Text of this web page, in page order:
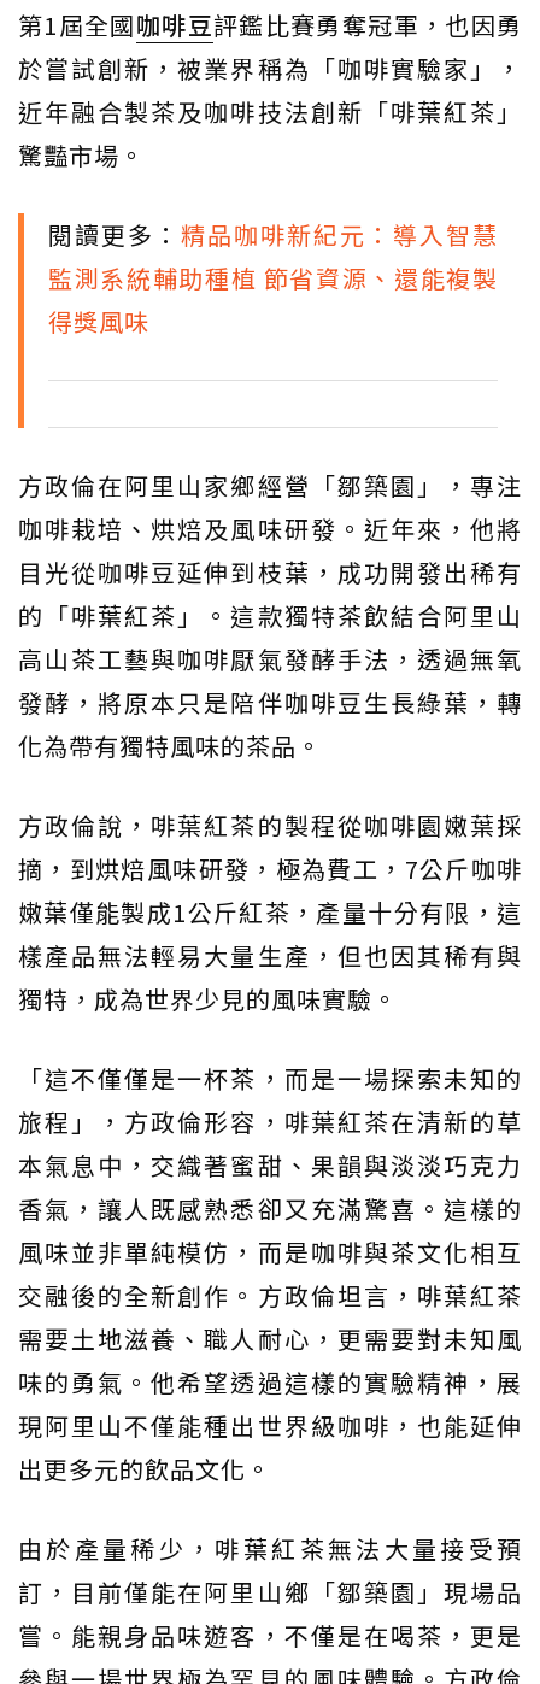
第1屆全國咖啡豆評鑑比賽勇奪冠軍，也因勇
於嘗試創新，被業界稱為「咖啡實驗家」，
近年融合製茶及咖啡技法創新「啡葉紅茶」
驚豔市場。
閱讀更多： 精品咖啡新紀元：導入智慧
監測系統輔助種植 節省資源、還能複製
得獎風味
方政倫在阿里山家鄉經營「鄒築園」，專注
咖啡栽培、烘焙及風味研發。近年來，他將
目光從咖啡豆延伸到枝葉，成功開發出稀有
的「啡葉紅茶」。這款獨特茶飲結合阿里山
高山茶工藝與咖啡厭氣發酵手法，透過無氧
發酵，將原本只是陪伴咖啡豆生長綠葉，轉
化為帶有獨特風味的茶品。
方政倫說，啡葉紅茶的製程從咖啡園嫩葉採
摘，到烘焙風味研發，極為費工，7公斤咖啡
嫩葉僅能製成1公斤紅茶，產量十分有限，這
樣產品無法輕易大量生產，但也因其稀有與
獨特，成為世界少見的風味實驗。
「這不僅僅是一杯茶，而是一場探索未知的
旅程」，方政倫形容，啡葉紅茶在清新的草
本氣息中，交織著蜜甜、果韻與淡淡巧克力
香氣，讓人既感熟悉卻又充滿驚喜。這樣的
風味並非單純模仿，而是咖啡與茶文化相互
交融後的全新創作。方政倫坦言，啡葉紅茶
需要土地滋養、職人耐心，更需要對未知風
味的勇氣。他希望透過這樣的實驗精神，展
現阿里山不僅能種出世界級咖啡，也能延伸
出更多元的飲品文化。
由於產量稀少，啡葉紅茶無法大量接受預
訂，目前僅能在阿里山鄉「鄒築園」現場品
嘗。能親身品味遊客，不僅是在喝茶，更是